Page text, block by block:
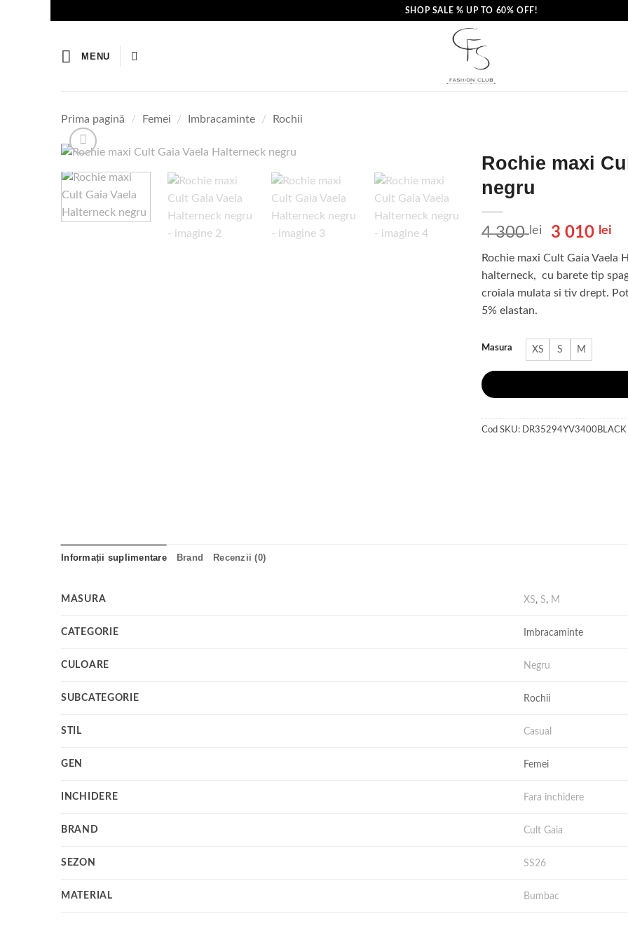
SHOP SALE % UP TO 60% OFF!
MENU
Prima pagină / Femei / Imbracaminte / Rochii
Rochie maxi
negru
4 300 lei
Prețul
a
fost:
4
3 010 lei
3
Rochie maxi Cult Gaia Vaela
halterneck, cu barete tip
croiala mulata si tiv drept.
5% elastan.
Masura XS S M
Cod SKU: DR35294YV3400BLACK
Informații suplimentare Brand Recenzii (0)
MASURA XS,S, M
CATEGORIE Imbracaminte
CULOARE Negru
SUBCATEGORIE Rochii
STIL Casual
GEN Femei
INCHIDERE Fara inchidere
BRAND Cult Gaia
SEZON SS26
MATERIAL Bumbac